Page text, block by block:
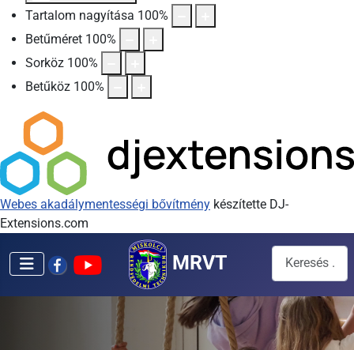
Tartalom nagyítása 100%
Betűméret 100%
Sorköz 100%
Betűköz 100%
Webes akadálymentességi bővítmény készítette DJ-
Extensions.com
MRVT Keresés...